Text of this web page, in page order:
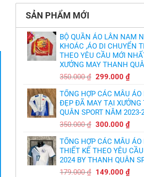
Ten
Hag
lại
trích
cầu
thủ,
thừa
nhận
sự
thật
chát
của
bầy
quỷ
nhỏ
luận
Thiết
và
in
áo
bóng
chuyền
theo
yêu
cầu
,thiết
free
SẢN PHẨM MỚI
BỘ QUẦN ÁO LÂN NAM
KHOÁC ,ÁO DI CHUYỂN
THEO YÊU CẦU MỚI
XƯỞNG MAY THANH
350.000₫ Giá
là:
350.000 ₫.
299.000 ₫Giá
tại
là:
TỔNG HỢP CÁC MẪU ÁO
ĐẸP ĐÃ MAY TẠI XƯỞNG
QUÂN SPORT NĂM 2023-
350.000₫ Giá
là:
350.000 ₫.
300.000 ₫Giá
tại
là:
TỔNG HỢP CÁC MẪU
THIẾT KẾ THEO YÊU
2024 BY THANH QUÂN
179.000₫ Giá
149.000 ₫Giá